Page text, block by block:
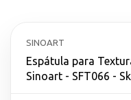
SINOART
Espátula para
Sinoart - SFT066 -